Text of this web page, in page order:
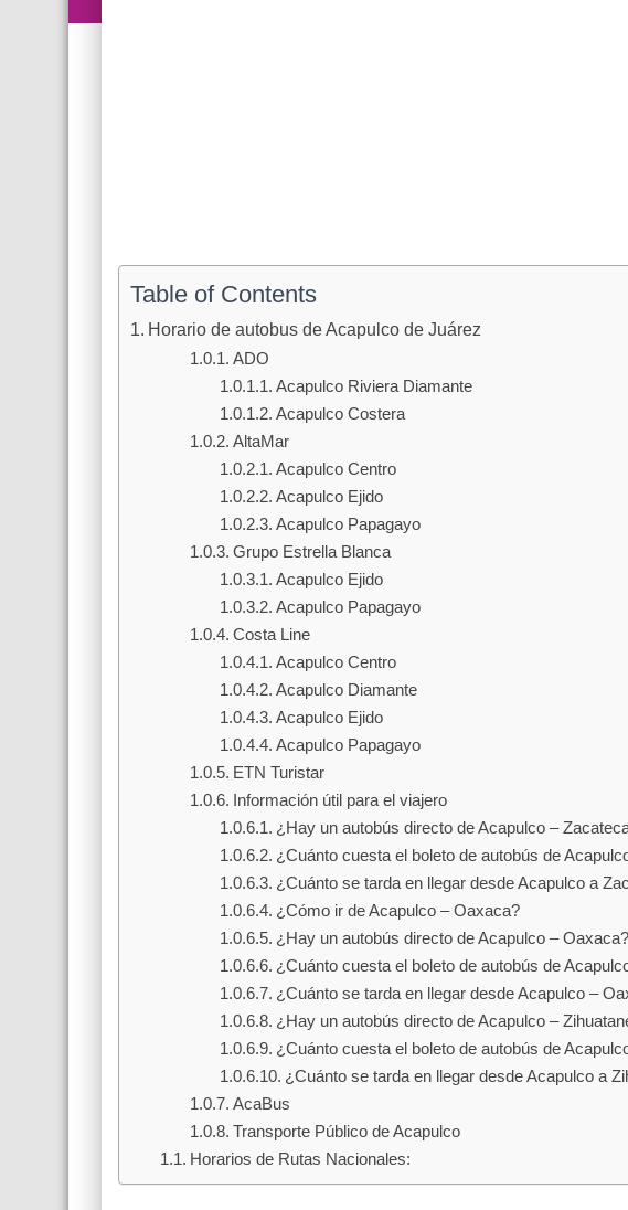
Table of Contents
Horario de autobus de Acapulco de Juárez
ADO
Acapulco Riviera Diamante
Acapulco Costera
AltaMar
Acapulco Centro
Acapulco Ejido
Acapulco Papagayo
Grupo Estrella Blanca
Acapulco Ejido
Acapulco Papagayo
Costa Line
Acapulco Centro
Acapulco Diamante
Acapulco Ejido
Acapulco Papagayo
ETN Turistar
Información útil para el viajero
¿Hay un autobús directo de Acapulco –
¿Cuánto cuesta el boleto de autobús de
¿Cuánto se tarda en llegar desde Acapulco a
¿Cómo ir de Acapulco – Oaxaca?
¿Hay un autobús directo de Acapulco – Oaxaca?
¿Cuánto cuesta el boleto de autobús de
¿Cuánto se tarda en llegar desde Acapulco –
¿Hay un autobús directo de Acapulco –
¿Cuánto cuesta el boleto de autobús de
¿Cuánto se tarda en llegar desde Acapulco a
AcaBus
Transporte Público de Acapulco
Horarios de Rutas Nacionales: